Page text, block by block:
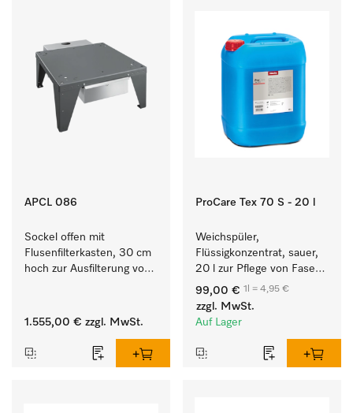
APCL 086
Sockel offen mit
Flusenfilterkasten, 30 cm
hoch zur Ausfilterung von
1.555,00 € zzgl. MwSt.
ProCare Tex 70 S - 20 l
Weichspüler,
Flüssigkonzentrat, sauer,
20 l zur Pflege von Fasern
für eine langfristige
Geschmeidigkeit der
Textilien.
99,00 € 1l = 4,95 €
zzgl. MwSt.
Auf Lager